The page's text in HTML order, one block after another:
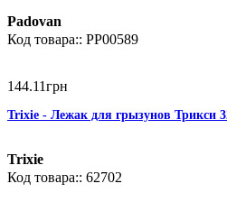
Padovan
PP00589
144.11грн
Trixie - Лежак для грызунов Трикси
Trixie
62702